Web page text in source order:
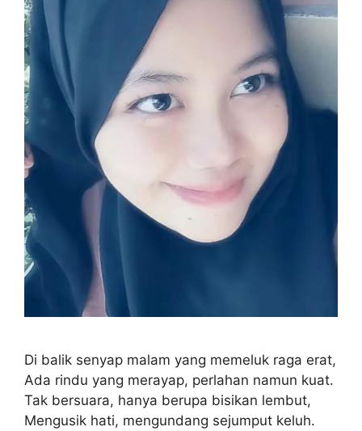
Di balik senyap malam yang memeluk raga erat,
Ada rindu yang merayap, perlahan namun kuat.
Tak bersuara, hanya berupa bisikan lembut,
Mengusik hati, mengundang sejumput keluh.